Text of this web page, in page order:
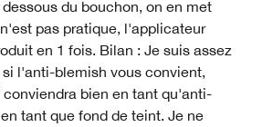
du bouchon, on en met
pas pratique, l'applicateur
en 1 fois. Bilan : Je suis assez
l'anti-blemish vous convient,
bien en tant qu'anti-
tant que fond de teint. Je ne